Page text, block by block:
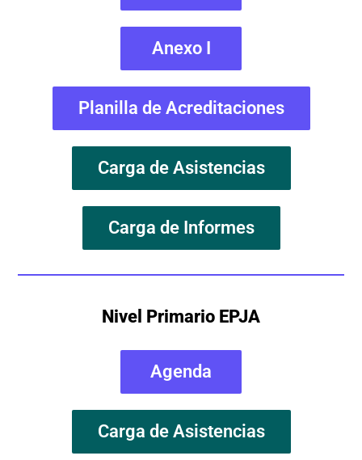
Anexo I
Planilla de Acreditaciones
Carga de Asistencias
Carga de Informes
Nivel Primario EPJA
Agenda
Carga de Asistencias